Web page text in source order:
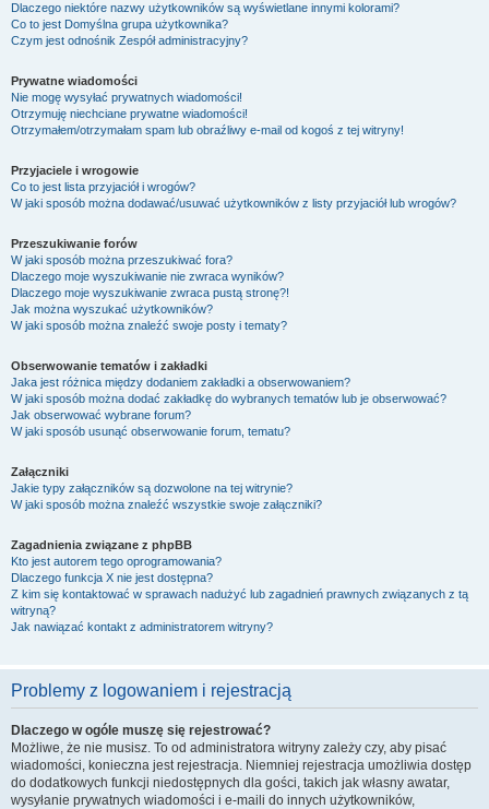
Dlaczego niektóre nazwy użytkowników są wyświetlane innymi kolorami?
Co to jest Domyślna grupa użytkownika?
Czym jest odnośnik Zespół administracyjny?
Prywatne wiadomości
Nie mogę wysyłać prywatnych wiadomości!
Otrzymuję niechciane prywatne wiadomości!
Otrzymałem/otrzymałam spam lub obraźliwy e-mail od kogoś z tej witryny!
Przyjaciele i wrogowie
Co to jest lista przyjaciół i wrogów?
W jaki sposób można dodawać/usuwać użytkowników z listy przyjaciół lub wrogów?
Przeszukiwanie forów
W jaki sposób można przeszukiwać fora?
Dlaczego moje wyszukiwanie nie zwraca wyników?
Dlaczego moje wyszukiwanie zwraca pustą stronę?!
Jak można wyszukać użytkowników?
W jaki sposób można znaleźć swoje posty i tematy?
Obserwowanie tematów i zakładki
Jaka jest różnica między dodaniem zakładki a obserwowaniem?
W jaki sposób można dodać zakładkę do wybranych tematów lub je obserwować?
Jak obserwować wybrane forum?
W jaki sposób usunąć obserwowanie forum, tematu?
Załączniki
Jakie typy załączników są dozwolone na tej witrynie?
W jaki sposób można znaleźć wszystkie swoje załączniki?
Zagadnienia związane z phpBB
Kto jest autorem tego oprogramowania?
Dlaczego funkcja X nie jest dostępna?
Z kim się kontaktować w sprawach nadużyć lub zagadnień prawnych związanych z tą
witryną?
Jak nawiązać kontakt z administratorem witryny?
Problemy z logowaniem i rejestracją
Dlaczego w ogóle muszę się rejestrować?
Możliwe, że nie musisz. To od administratora witryny zależy czy, aby pisać
wiadomości, konieczna jest rejestracja. Niemniej rejestracja umożliwia dostęp
do dodatkowych funkcji niedostępnych dla gości, takich jak własny awatar,
wysyłanie prywatnych wiadomości i e-maili do innych użytkowników,